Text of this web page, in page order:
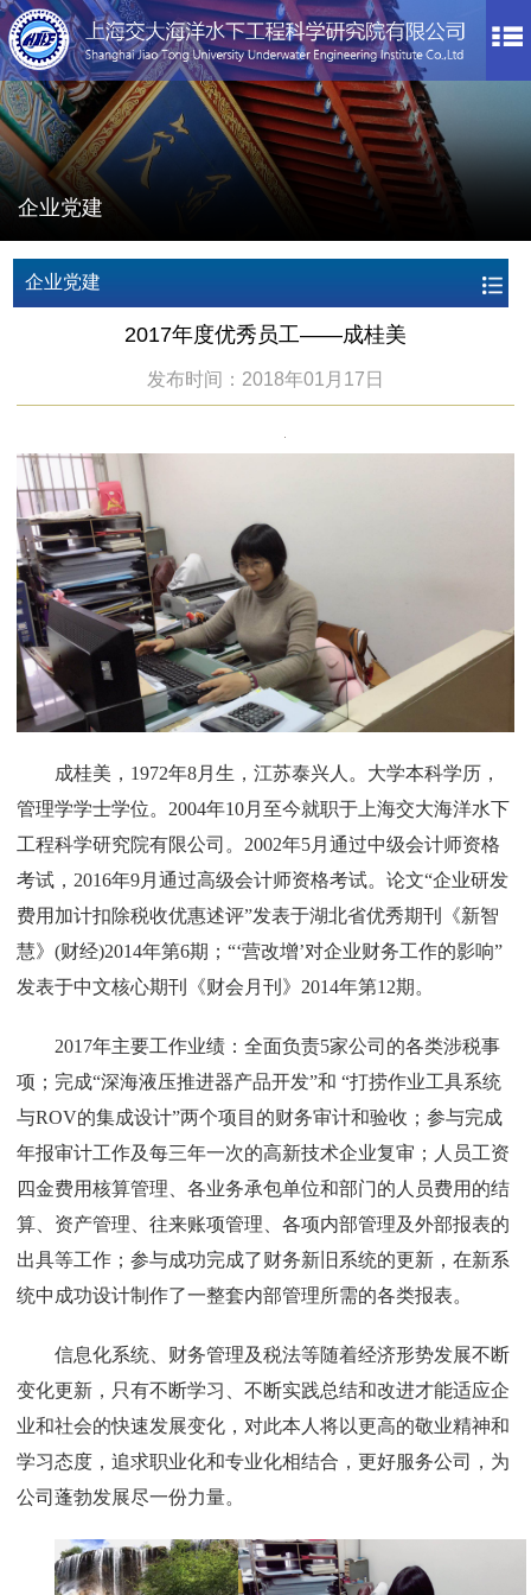
企业党建
企业党建
2017年度优秀员工——成桂美
发布时间：2018年01月17日
成桂美，1972年8月生，江苏泰兴人。大学本科学历，
管理学学士学位。2004年10月至今就职于上海交大海洋水下
工程科学研究院有限公司。2002年5月通过中级会计师资格
考试，2016年9月通过高级会计师资格考试。论文“企业研发
费用加计扣除税收优惠述评”发表于湖北省优秀期刊《新智
慧》(财经)2014年第6期；“‘营改增’对企业财务工作的影响”
发表于中文核心期刊《财会月刊》2014年第12期。
2017年主要工作业绩：全面负责5家公司的各类涉税事
项；完成“深海液压推进器产品开发”和 “打捞作业工具系统
与ROV的集成设计”两个项目的财务审计和验收；参与完成
年报审计工作及每三年一次的高新技术企业复审；人员工资
四金费用核算管理、各业务承包单位和部门的人员费用的结
算、资产管理、往来账项管理、各项内部管理及外部报表的
出具等工作；参与成功完成了财务新旧系统的更新，在新系
统中成功设计制作了一整套内部管理所需的各类报表。
信息化系统、财务管理及税法等随着经济形势发展不断
变化更新，只有不断学习、不断实践总结和改进才能适应企
业和社会的快速发展变化，对此本人将以更高的敬业精神和
学习态度，追求职业化和专业化相结合，更好服务公司，为
公司蓬勃发展尽一份力量。